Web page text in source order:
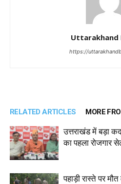
Uttarakhand
https://
RELATED ARTICLES MORE
उत्तराखंड में बड़ा
का पहला रोजगार
पहाड़ी रास्ते पर